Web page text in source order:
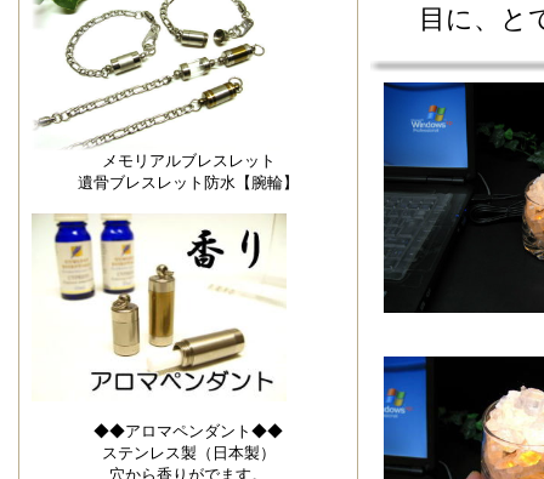
メモリアルブレスレット
遺骨ブレスレット防水【腕輪】
◆◆アロマペンダント◆◆
ステンレス製（日本製）
穴から香りがでます。
目に、と